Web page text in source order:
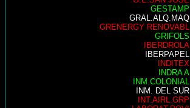
GESTAMP
GRAL.ALQ.MAQ
GRENERGY RENOVABL
GRIFOLS
IBERDROLA
IBERPAPEL
INDITEX
INDRA A
INM.COLONIAL
INM. DEL SUR
INT.AIRL.GRP